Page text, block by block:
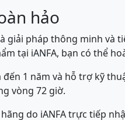
hảo
giải pháp thông minh và
tại iANFA, bạn có thể
1 năm và hỗ trợ kỹ
vòng 72 giờ.
do iANFA trực tiếp